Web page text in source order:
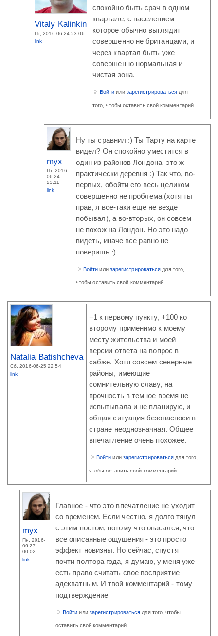
Vitaly Kalinkin
Пт, 2016-06-24 23:06
link
спокойно быть срач в одном
квартале, с населением
которое обычно выглядит
совершенно не британцами, и
через квартал быть уже
совершенно нормальная и
чистая зона.
Войти или зарегистрироваться для
того, чтобы оставить свой комментарий.
myx
Пт, 2016-
06-24
23:11
link
Ну ты сравнил :) Ты Тарту на карте
видел? Он спокойно уместится в
один из районов Лондона, это ж
практически деревня :) Так что, во-
первых, обойти его весь целиком
совершенно не проблема (хотя ты
прав, я все-таки еще не везде
побывал), а во-вторых, он совсем
не похож на Лондон. Но это надо
видеть, иначе все равно не
поверишь :)
Войти или зарегистрироваться для того,
чтобы оставить свой комментарий.
Natalia Batishcheva
Сб, 2016-06-25 22:54
link
+1 к первому пункту, +100 ко
второму применимо к моему
месту жительства и моей
версии ответа на вопрос в
сабже. Хотя совсем северные
районы, имеющие
сомнительную славу, на
прочность в темное время не
испытывала и не планирую, и
общая ситуация безопасноси в
стране неоднозначная. Общее
впечатление очень похожее.
Войти или зарегистрироваться для того,
чтобы оставить свой комментарий.
myx
Пн, 2016-
06-27
00:02
link
Главное - что это впечатление не уходит
со временем. Если честно, я долго тянул
с этим постом, потому что опасался, что
все описанные ощущения - это просто
эффект новизны. Но сейчас, спустя
почти полтора года, я думаю, у меня уже
есть право считать свое восприятие
адекватным. И твой комментарий - тому
подтверждение.
Войти или зарегистрироваться для того, чтобы
оставить свой комментарий.